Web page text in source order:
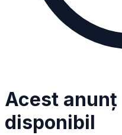
Acest
disponibil